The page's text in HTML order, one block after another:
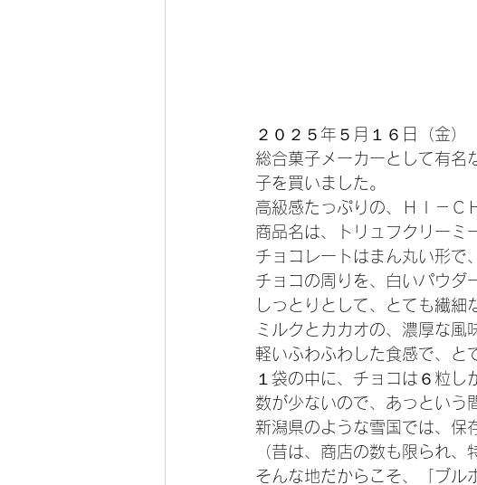
２０２５年５月１６日（金）
総合菓子メーカーとして有名
子を買いました。
高級感たっぷりの、ＨＩ－Ｃ
商品名は、トリュフクリーミ
チョコレートはまん丸い形で
チョコの周りを、白いパウダ
しっとりとして、とても繊細
ミルクとカカオの、濃厚な風
軽いふわふわした食感で、と
１袋の中に、チョコは６粒し
数が少ないので、あっという
新潟県のような雪国では、保
（昔は、商店の数も限られ、
そんな地だからこそ、「ブル